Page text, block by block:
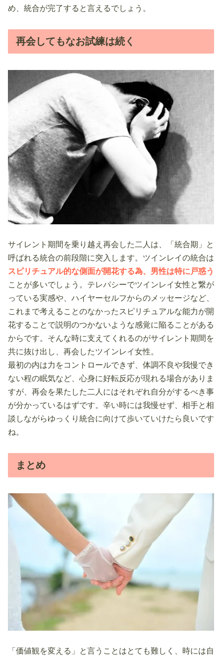
め、統合が完了すると言えるでしょう。
再会してもなお試練は続く
サイレント期間を乗り越え再会した二人は、「統合期」と
呼ばれる統合の前段階に突入します。ツインレイの統合は
スピリチュアル的な側面が開花する為、男性は特に戸惑う
ことが多いでしょう。テレパシーでツインレイ女性と繋が
っている実感や、ハイヤーセルフからのメッセージなど、
これまで考えることのなかったスピリチュアルな能力が開
花することで説明のつかないような感覚に陥ることがある
からです。そんな時に支えてくれるのがサイレント期間を
共に抜け出し、再会したツインレイ女性。
最初の内は力をコントロールできず、体調不良や我慢でき
ない程の眠気など、心身に好転反応が現れる場合がありま
すが、再会を果たした二人にはそれぞれ自分がするべき事
が分かっているはずです。辛い時には我慢せず、相手と相
談しながらゆっくり統合に向けて歩いていけたら良いです
ね。
まとめ
「価値観を変える」と言うことはとても難しく、時には自